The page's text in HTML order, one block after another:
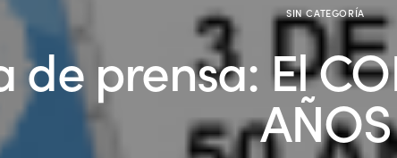
SIN CATEGORÍA
de prensa: El
AÑOS